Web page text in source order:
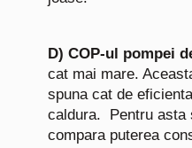
D) COP-ul pompei
cat mai mare.
spuna cat de
caldura. Pentru asta
compara puterea